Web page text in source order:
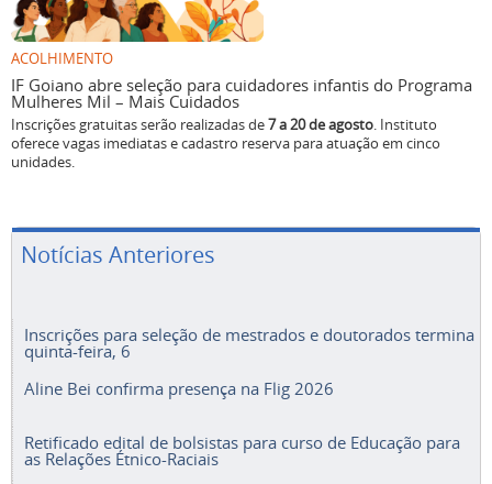
ACOLHIMENTO
IF Goiano abre seleção para cuidadores infantis do Programa
Mulheres Mil – Mais Cuidados
Inscrições gratuitas serão realizadas de7 a 20 de agosto. Instituto
oferece vagas imediatas e cadastro reserva para atuação em cinco
unidades.
Notícias Anteriores
Inscrições para seleção de mestrados e doutorados termina
quinta-feira, 6
Aline Bei confirma presença na Flig 2026
Retificado edital de bolsistas para curso de Educação para
as Relações Étnico-Raciais